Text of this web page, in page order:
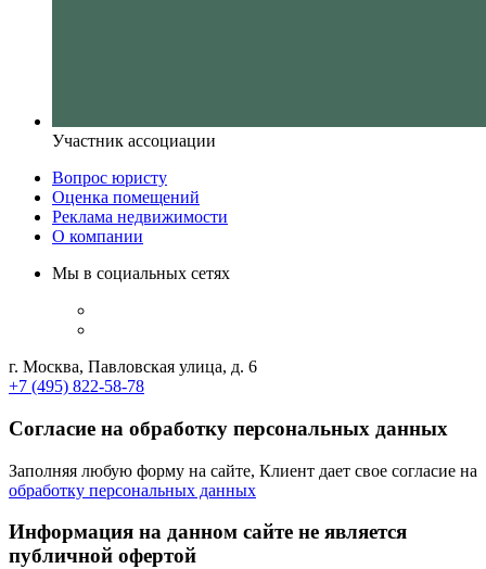
Участник ассоциации
Вопрос юристу
Оценка помещений
Реклама недвижимости
О компании
Мы в социальных сетях
г. Москва, Павловская улица, д. 6
+7 (495) 822-58-78
Согласие на обработку персональных данных
Заполняя любую форму на сайте, Клиент дает свое согласие на
обработку персональных данных
Информация на данном сайте не является
публичной офертой